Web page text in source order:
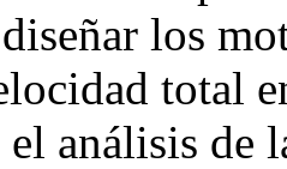
los
total
análisis de